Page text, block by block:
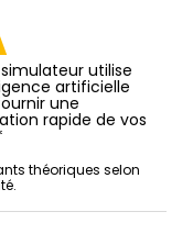
utilise
artificielle
une
rapide de vos
théoriques selon